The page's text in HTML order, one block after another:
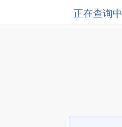
正在查询中